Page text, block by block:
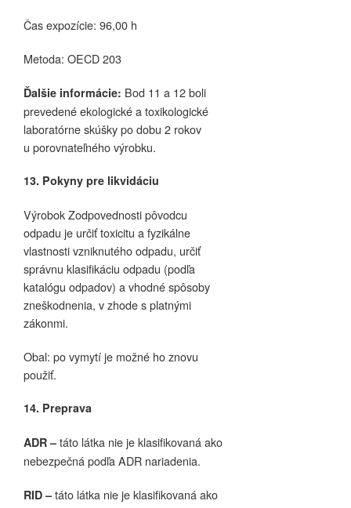
Čas expozície: 96,00 h
Metoda: OECD 203
Ďalšie informácie: Bod 11 a 12 boli
prevedené ekologické a toxikologické
laboratórne skúšky po dobu 2 rokov
u porovnateľného výrobku.
13. Pokyny pre likvidáciu
Výrobok Zodpovednosti pôvodcu
odpadu je určiť toxicitu a fyzikálne
vlastnosti vzniknutého odpadu, určiť
správnu klasifikáciu odpadu (podľa
katalógu odpadov) a vhodné spôsoby
zneškodnenia, v zhode s platnými
zákonmi.
Obal: po vymytí je možné ho znovu
použiť.
14. Preprava
ADR – táto látka nie je klasifikovaná ako
nebezpečná podľa ADR nariadenia.
RID – táto látka nie je klasifikovaná ako